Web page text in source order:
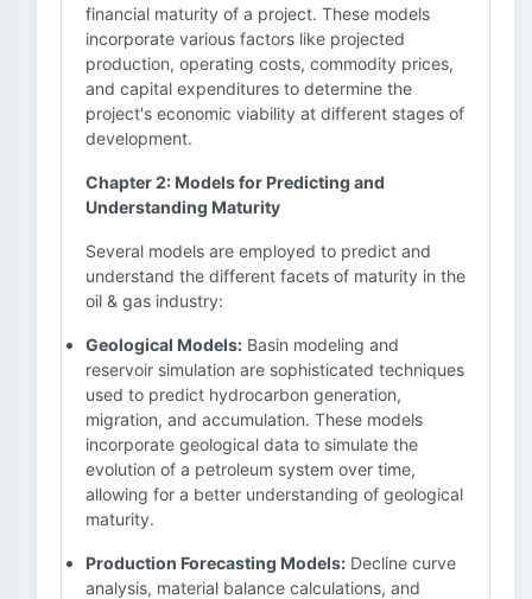
financial maturity of a project. These models
incorporate various factors like projected
production, operating costs, commodity prices,
and capital expenditures to determine the
project's economic viability at different stages of
development.
Chapter 2: Models for Predicting and
Understanding Maturity
Several models are employed to predict and
understand the different facets of maturity in the
oil & gas industry:
Geological Models: Basin modeling and
reservoir simulation are sophisticated techniques
used to predict hydrocarbon generation,
migration, and accumulation. These models
incorporate geological data to simulate the
evolution of a petroleum system over time,
allowing for a better understanding of geological
maturity.
Production Forecasting Models: Decline curve
analysis, material balance calculations, and